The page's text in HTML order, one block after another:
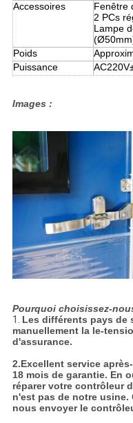
Accessoires
Fenêtre
2 PCs
Lampe
Poids
Puissance
Images :
Pourquoi choisissez-
1. Les différents pays de
manuellement la le-
d'assurance.
2.Excellent service
18 mois de garantie. En
réparer votre contrôleur
n'est pas de notre usine.
nous envoyer le